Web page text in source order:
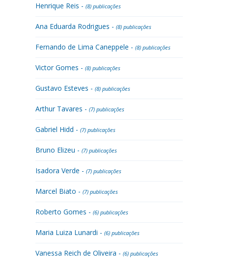
Henrique Reis - (8) publicações
Ana Eduarda Rodrigues - (8) publicações
Fernando de Lima Caneppele - (8) publicações
Victor Gomes - (8) publicações
Gustavo Esteves - (8) publicações
Arthur Tavares - (7) publicações
Gabriel Hidd - (7) publicações
Bruno Elizeu - (7) publicações
Isadora Verde - (7) publicações
Marcel Biato - (7) publicações
Roberto Gomes - (6) publicações
Maria Luiza Lunardi - (6) publicações
Vanessa Reich de Oliveira - (6) publicações